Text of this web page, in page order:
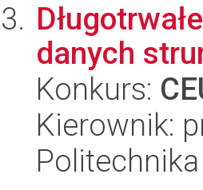
danych
Konkurs:
Kierownik: